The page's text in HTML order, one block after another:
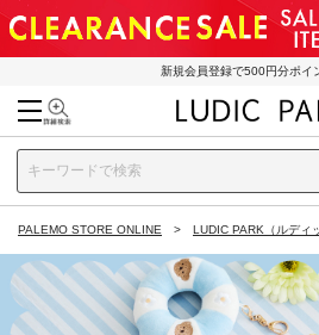
新規会員登録で500円分ポイ
PALEMO STORE ONLINE LUDIC PARK（ルディ